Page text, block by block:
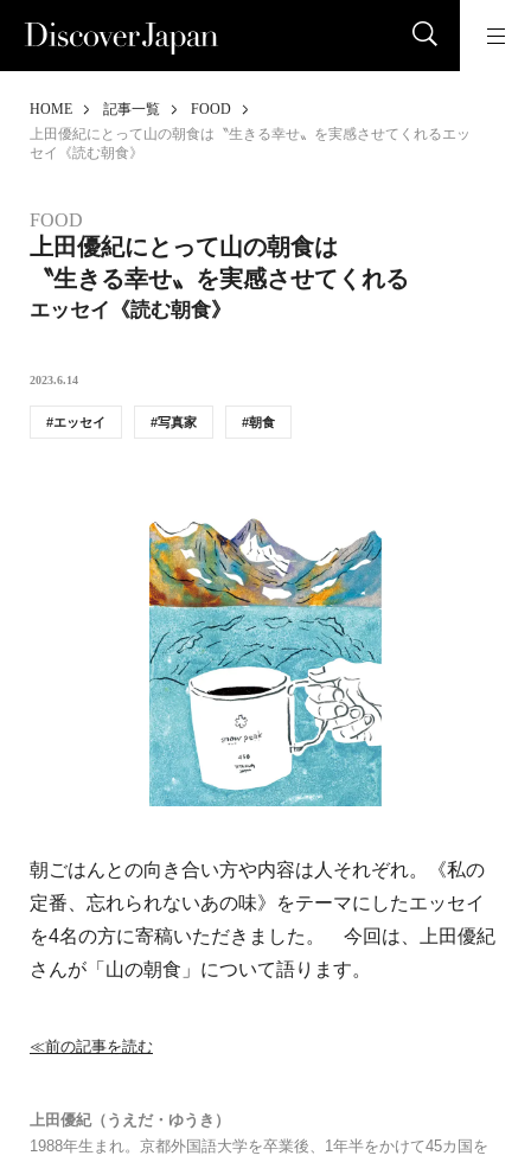
HOME 記事一覧
FOOD
上田優紀にとって山の朝食は〝生きる幸せ〟を実感させてくれるエッ
セイ《読む朝食》
FOOD
上田優紀にとって山の朝食は
〝生きる幸せ〟を実感させてくれる
エッセイ《読む朝食》
2023.6.14
エッセイ 写真家 朝食
朝ごはんとの向き合い方や内容は人それぞれ。《私の
定番、忘れられないあの味》をテーマにしたエッセイ
を4名の方に寄稿いただきました。 今回は、上田優紀
さんが「山の朝食」について語ります。
≪前の記事を読む
上田優紀（うえだ・ゆうき）
1988年生まれ。京都外国語大学を卒業後、1年半をかけて45カ国を